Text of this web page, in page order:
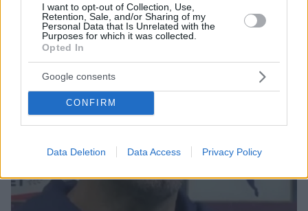
I want to opt-out of Collection, Use,
Retention, Sale, and/or Sharing of my
Personal Data that Is Unrelated with the
Purposes for which it was collected.
Opted In
Google consents
CONFIRM
Data Deletion Data Access Privacy Policy